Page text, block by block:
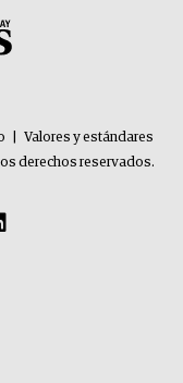
Valores y estándares
derechos reservados.